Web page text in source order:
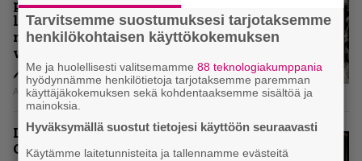
paluualbumi 32 vuotta edellisen
levytyksen jälkeen ei voi
mitenkään täyttää odotuksia. Vai
voiko?
Aki Nuopponen
Levyarvio: Dirkschneider & The
Old Gang -albumista ei aina tiedä,
Tarvitsemme suostumuksesi tarjotaksemme
henkilökohtaisen käyttökokemuksen
Me ja huolellisesti valitsemamme88 teknologiakumppania
hyödynnämme henkilötietoja tarjotaksemme paremman
käyttäjäkokemuksen sekä kohdentaaksemme sisältöä ja
mainoksia.
Hyväksymällä suostut tietojesi käyttöön seuraavasti
Käytämme laitetunnisteita ja tallennamme evästeitä